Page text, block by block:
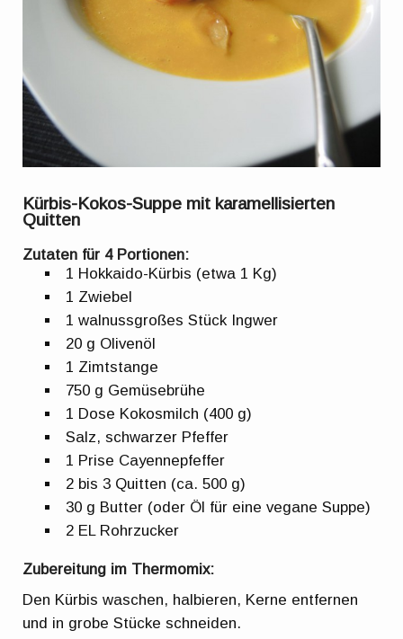
Kürbis-Kokos-Suppe mit karamellisierten
Quitten
Zutaten für 4 Portionen:
1 Hokkaido-Kürbis (etwa 1 Kg)
1 Zwiebel
1 walnussgroßes Stück Ingwer
20 g Olivenöl
1 Zimtstange
750 g Gemüsebrühe
1 Dose Kokosmilch (400 g)
Salz, schwarzer Pfeffer
1 Prise Cayennepfeffer
2 bis 3 Quitten (ca. 500 g)
30 g Butter (oder Öl für eine vegane Suppe)
2 EL Rohrzucker
Zubereitung im Thermomix:
Den Kürbis waschen, halbieren, Kerne entfernen
und in grobe Stücke schneiden.